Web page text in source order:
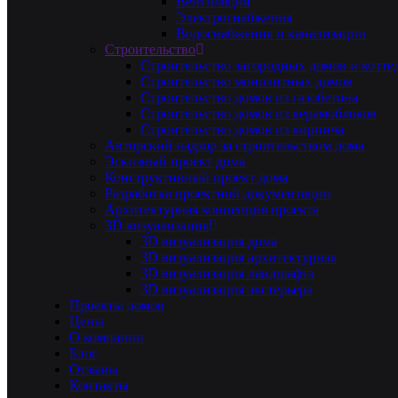
Электроснабжения
Водоснабжения и канализации
Строительство
Строительство загородных домов и
Строительство монолитных домов
Строительство домов из газобетона
Строительство домов из керамоблоков
Строительство домов из кирпича
Авторский надзор за строительством дома
Эскизный проект дома
Конструктивный проект дома
Разработка проектной документации
Архитектурная концепция проекта
3D визуализация
3D визуализация дома
3D визуализация архитектурная
3D визуализация ландшафта
3D визуализация экстерьера
Проекты домов
Цены
О компании
Блог
Отзывы
Контакты